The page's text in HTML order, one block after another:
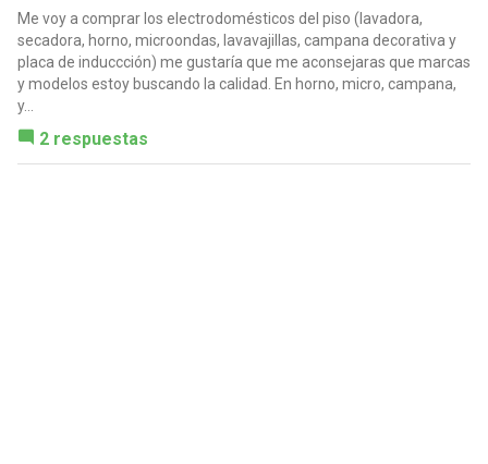
Me voy a comprar los electrodomésticos del piso (lavadora,
secadora, horno, microondas, lavavajillas, campana decorativa y
placa de induccción) me gustaría que me aconsejaras que marcas
y modelos estoy buscando la calidad. En horno, micro, campana,
y...
2 respuestas